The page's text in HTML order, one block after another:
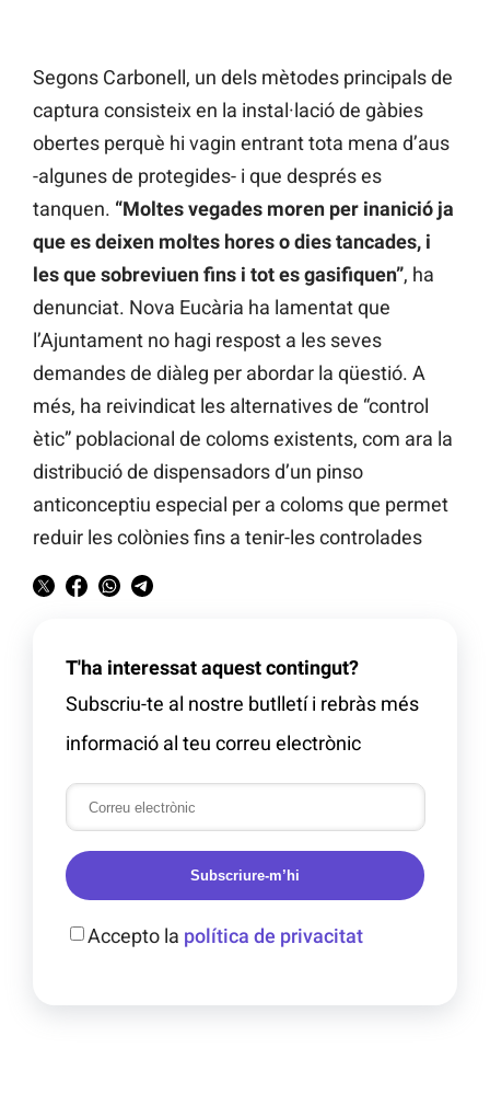
Segons Carbonell, un dels mètodes principals de
captura consisteix en la instal·lació de gàbies
obertes perquè hi vagin entrant tota mena d’aus
-algunes de protegides- i que després es
tanquen. “Moltes vegades moren per inanició ja
que es deixen moltes hores o dies tancades, i
les que sobreviuen fins i tot es gasifiquen”, ha
denunciat. Nova Eucària ha lamentat que
l’Ajuntament no hagi respost a les seves
demandes de diàleg per abordar la qüestió. A
més, ha reivindicat les alternatives de “control
ètic” poblacional de coloms existents, com ara la
distribució de dispensadors d’un pinso
anticonceptiu especial per a coloms que permet
reduir les colònies fins a tenir-les controlades
T'ha interessat aquest contingut?
Subscriu-te al nostre butlletí i rebràs més
informació al teu correu electrònic
Subscriure-m’hi
Accepto la política de privacitat